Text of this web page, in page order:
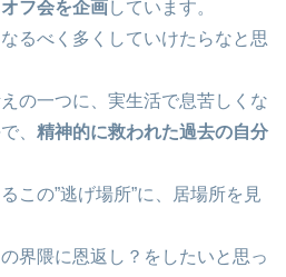
オフ会を企画しています。
るべく多くしていけたらなと思
の一つに、実生活で息苦しくな
、 精神的に救われた過去の自分
この”逃げ場所”に、居場所を見
界隈に恩返し？をしたいと思っ